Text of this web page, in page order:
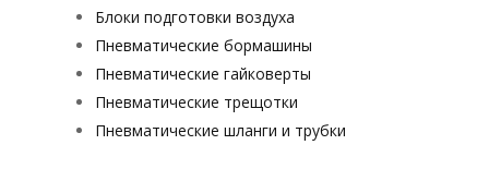
Блоки подготовки воздуха
Пневматические бормашины
Пневматические гайковерты
Пневматические трещотки
Пневматические шланги и трубки